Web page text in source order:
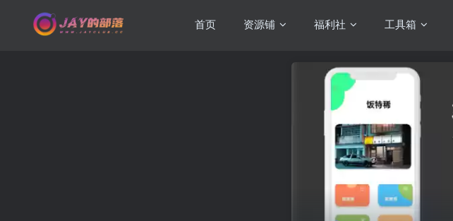
首页 资源铺 福利社 工具箱